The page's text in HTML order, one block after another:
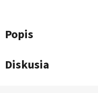
Popis
Diskusia